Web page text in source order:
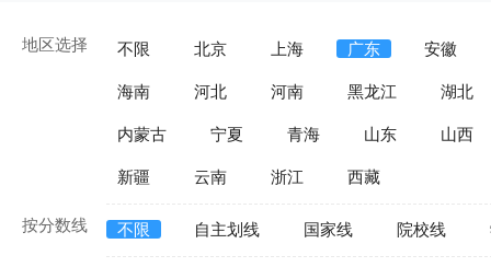
地区选择 不限 北京 上海 广东 安徽
海南 河北 河南 黑龙江 湖北
内蒙古 宁夏 青海 山东 山西
新疆 云南 浙江 西藏
按分数线 不限 自主划线 国家线 院校线